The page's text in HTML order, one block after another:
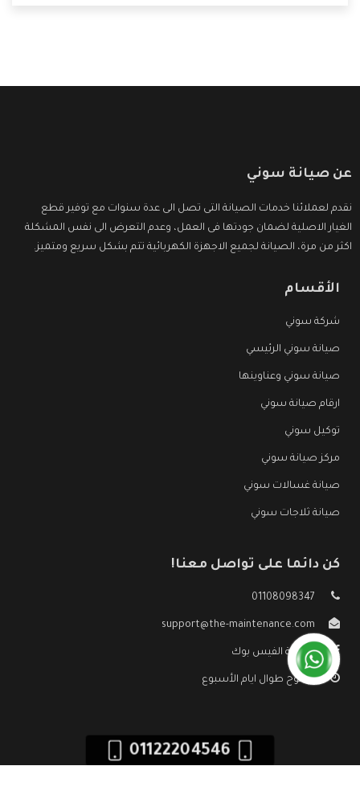
عن صيانة سوني
نقدم لعملائنا خدمات الصيانة التى تصل الى عدة سنوات مع توفير قطع
الغيار الاصلية لضمان جودتها فى العمل، وعدم التعرض الى نفس المشكلة
اكثر من مرة، الصيانة لجميع الاجهزة الكهربائية تتم بشكل سريع ومتميز.
الأقسام
شركة سوني
صيانة سوني الرئيسي
صيانة سوني وعناوينها
ارقام صيانة سوني
توكيل سوني
مركز صيانة سوني
صيانة غسالات سوني
صيانة ثلاجات سوني
كن دائما على تواصل معنا!
01108098347
support@the-maintenance.com
صفحة الفيس بوك
مفتوح طوال ايام الأسبوع
01122204546